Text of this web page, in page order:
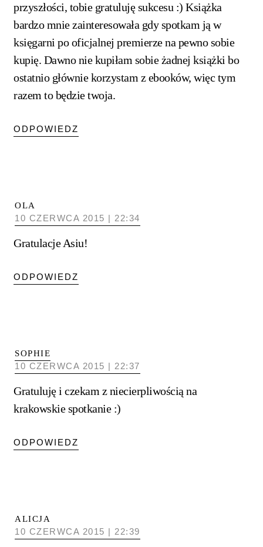
przyszłości, tobie gratuluję sukcesu :) Książka
bardzo mnie zainteresowała gdy spotkam ją w
księgarni po oficjalnej premierze na pewno sobie
kupię. Dawno nie kupiłam sobie żadnej książki bo
ostatnio głównie korzystam z ebooków, więc tym
razem to będzie twoja.
ODPOWIEDZ
OLA
10 CZERWCA 2015 | 22:34
Gratulacje Asiu!
ODPOWIEDZ
SOPHIE
10 CZERWCA 2015 | 22:37
Gratuluję i czekam z niecierpliwością na
krakowskie spotkanie :)
ODPOWIEDZ
ALICJA
10 CZERWCA 2015 | 22:39